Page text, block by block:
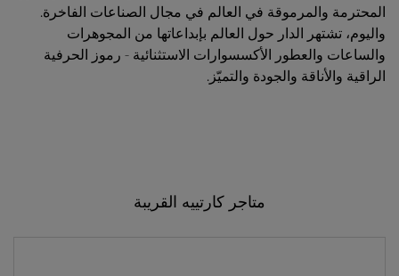
المحترمة والمرموقة في العالم في مجال الصناعات الفاخرة.
واليوم، تشتهر الدار حول العالم بإبداعاتها من المجوهرات
والساعات والعطور الأكسسوارات الاستثنائية - رموز الحرفية
الراقية والأناقة والجودة والتميّز.
متاجر كارتييه القريبة